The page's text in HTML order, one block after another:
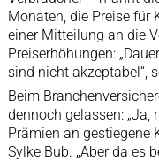
Monaten, die Preise für
einer Mitteilung an die
Preiserhöhungen:
sind nicht akzeptabel“,
Beim
dennoch gelassen:
Prämien an gestiegene
Sylke Bub. „Aber da es